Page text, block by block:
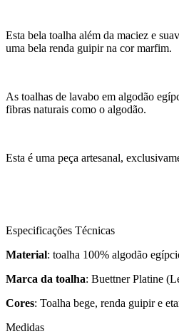
Esta bela toalha além da maciez e
uma bela renda guipir na cor marfim.
As toalhas de lavabo em algodão
fibras naturais como o algodão.
Esta é uma peça artesanal,
Especificações Técnicas
Material: toalha 100% algodão
Marca da toalha: Buettner Platine
Cores: Toalha bege, renda guipir e
Medidas